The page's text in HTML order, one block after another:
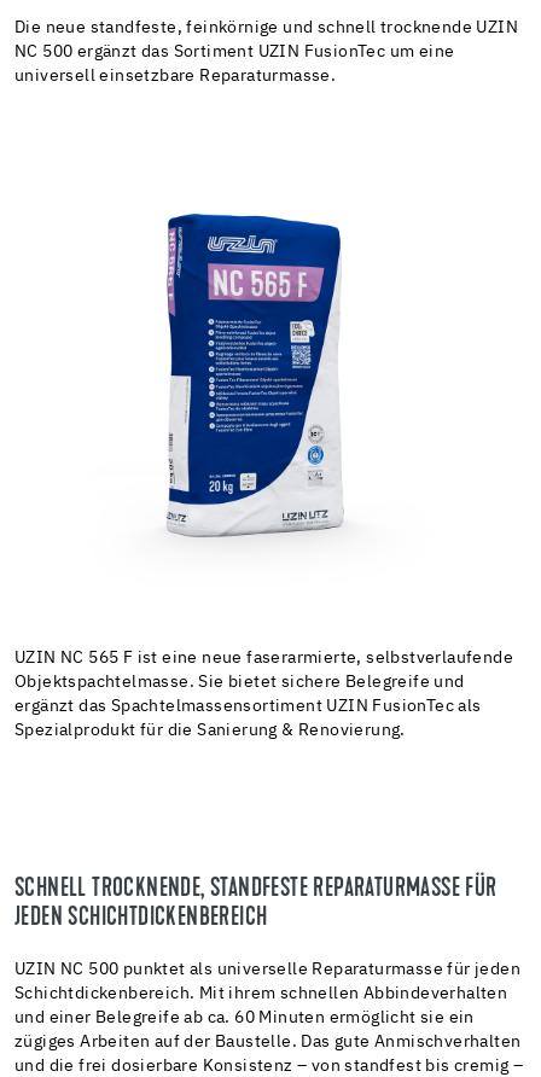
Die neue standfeste, feinkörnige und schnell trocknende UZIN
NC 500 ergänzt das Sortiment UZIN FusionTec um eine
universell einsetzbare Reparaturmasse.
UZIN NC 565 F ist eine neue faserarmierte, selbstverlaufende
Objektspachtelmasse. Sie bietet sichere Belegreife und
ergänzt das Spachtelmassensortiment UZIN FusionTec als
Spezialprodukt für die Sanierung & Renovierung.
SCHNELL TROCKNENDE, STANDFESTE REPARATURMASSE FÜR
JEDEN SCHICHTDICKENBEREICH
UZIN NC 500 punktet als universelle Reparaturmasse für jeden
Schichtdickenbereich. Mit ihrem schnellen Abbindeverhalten
und einer Belegreife ab ca. 60 Minuten ermöglicht sie ein
zügiges Arbeiten auf der Baustelle. Das gute Anmischverhalten
und die frei dosierbare Konsistenz – von standfest bis cremig –